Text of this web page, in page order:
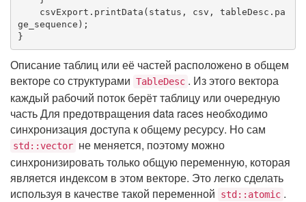
ge_sequence);
}
Описание таблиц или её частей расположено в общем
векторе со структурами TableDesc . Из этого вектора
каждый рабочий поток берёт таблицу или очередную
часть Для предотвращения data races необходимо
синхронизация доступа к общему ресурсу. Но сам
std::vector не меняется, поэтому можно
синхронизировать только общую переменную, которая
является индексом в этом векторе. Это легко сделать
используя в качестве такой переменной
std::atomic .